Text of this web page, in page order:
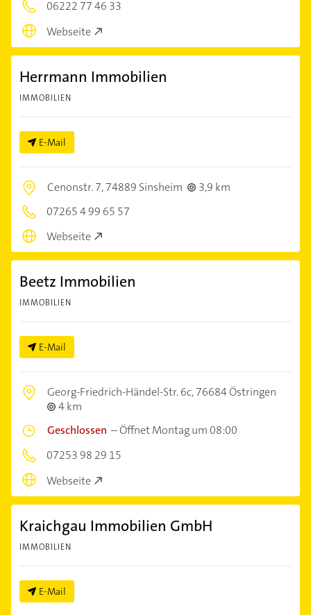
06222 77 46 33
Webseite
Herrmann Immobilien
IMMOBILIEN
E-Mail
Cenonstr. 7,74889 Sinsheim
3,9 km
07265 4 99 65 57
Webseite
Beetz Immobilien
IMMOBILIEN
E-Mail
Georg-Friedrich-Händel-Str. 6c,76684 Östringen
4 km
Geschlossen –Öffnet Montag um 08:00
07253 98 29 15
Webseite
Kraichgau Immobilien GmbH
IMMOBILIEN
E-Mail